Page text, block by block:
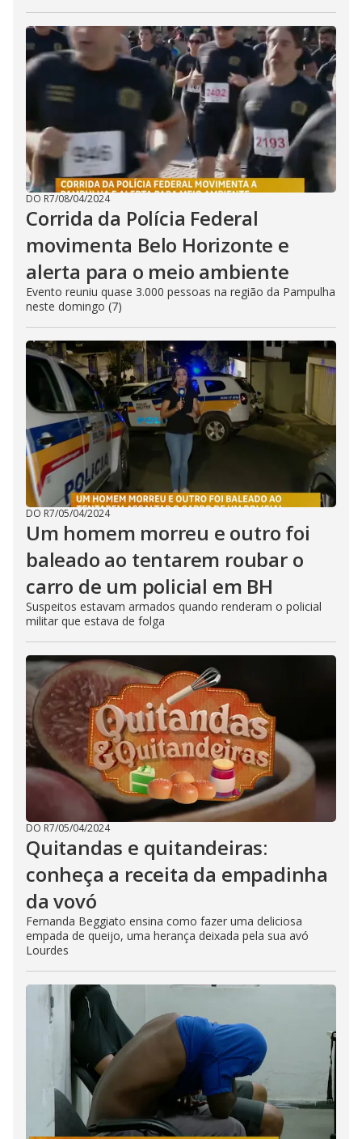
DO R7/08/04/2024
Corrida da Polícia Federal
movimenta Belo Horizonte e
alerta para o meio ambiente
Evento reuniu quase 3.000 pessoas na região da Pampulha
neste domingo (7)
DO R7/05/04/2024
Um homem morreu e outro foi
baleado ao tentarem roubar o
carro de um policial em BH
Suspeitos estavam armados quando renderam o policial
militar que estava de folga
DO R7/05/04/2024
Quitandas e quitandeiras:
conheça a receita da empadinha
da vovó
Fernanda Beggiato ensina como fazer uma deliciosa
empada de queijo, uma herança deixada pela sua avó
Lourdes